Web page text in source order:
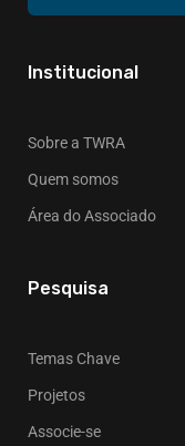
Institucional
Sobre a TWRA
Quem somos
Área do Associado
Pesquisa
Temas Chave
Projetos
Associe-se